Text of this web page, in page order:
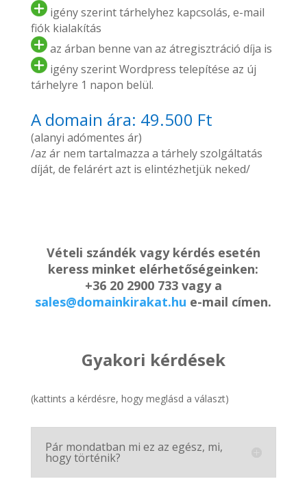
igény szerint tárhelyhez kapcsolás, e-mail
fiók kialakítás
az árban benne van az átregisztráció díja is
igény szerint Wordpress telepítése az új
tárhelyre 1 napon belül.
A domain ára: 49.500 Ft
(alanyi adómentes ár)
/az ár nem tartalmazza a tárhely szolgáltatás
díját, de felárért azt is elintézhetjük neked/
Vételi szándék vagy kérdés esetén
keress minket elérhetőségeinken:
+36 20 2900 733 vagy a
sales@domainkirakat.hu e-mail címen.
Gyakori kérdések
(kattints a kérdésre, hogy meglásd a választ)
Pár mondatban mi ez az egész, mi,
hogy történik?